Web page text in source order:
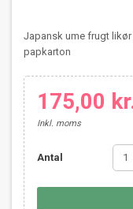
Japansk ume frugt
papkarton
175,00
Inkl. moms
Antal